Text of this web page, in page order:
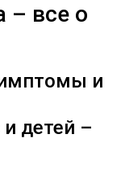
– все о
и
детей –